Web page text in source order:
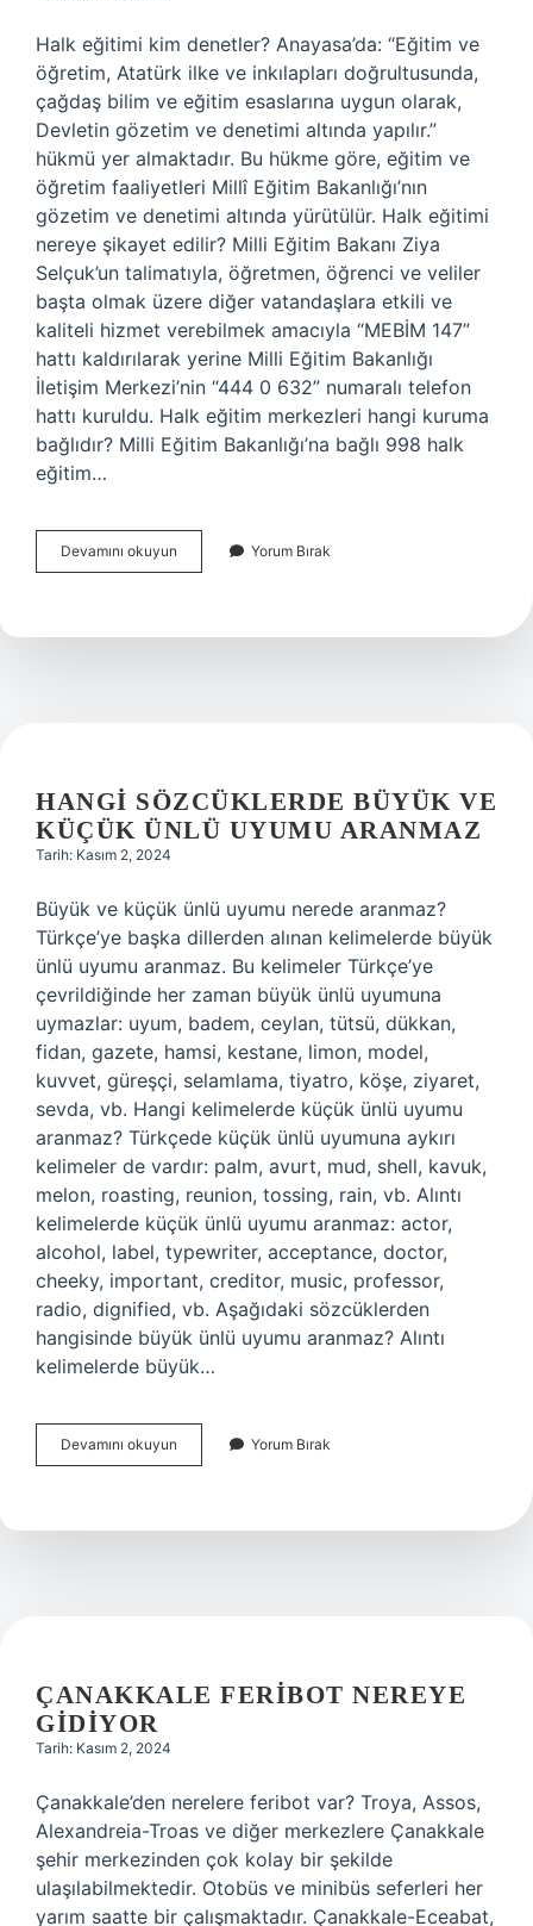
Halk eğitimi kim denetler? Anayasa’da: “Eğitim ve
öğretim, Atatürk ilke ve inkılapları doğrultusunda,
çağdaş bilim ve eğitim esaslarına uygun olarak,
Devletin gözetim ve denetimi altında yapılır.”
hükmü yer almaktadır. Bu hükme göre, eğitim ve
öğretim faaliyetleri Millî Eğitim Bakanlığı’nın
gözetim ve denetimi altında yürütülür. Halk eğitimi
nereye şikayet edilir? Milli Eğitim Bakanı Ziya
Selçuk’un talimatıyla, öğretmen, öğrenci ve veliler
başta olmak üzere diğer vatandaşlara etkili ve
kaliteli hizmet verebilmek amacıyla “MEBİM 147”
hattı kaldırılarak yerine Milli Eğitim Bakanlığı
İletişim Merkezi’nin “444 0 632” numaralı telefon
hattı kuruldu. Halk eğitim merkezleri hangi kuruma
bağlıdır? Milli Eğitim Bakanlığı’na bağlı 998 halk
eğitim…
Devamını okuyun
Eğitim
Denetler
Yorum Bırak
HANGI SÖZCÜKLERDE BÜYÜK VE
KÜÇÜK ÜNLÜ UYUMU ARANMAZ
Tarih: Kasım 2, 2024
Büyük ve küçük ünlü uyumu nerede aranmaz?
Türkçe’ye başka dillerden alınan kelimelerde büyük
ünlü uyumu aranmaz. Bu kelimeler Türkçe’ye
çevrildiğinde her zaman büyük ünlü uyumuna
uymazlar: uyum, badem, ceylan, tütsü, dükkan,
fidan, gazete, hamsi, kestane, limon, model,
kuvvet, güreşçi, selamlama, tiyatro, köşe, ziyaret,
sevda, vb. Hangi kelimelerde küçük ünlü uyumu
aranmaz? Türkçede küçük ünlü uyumuna aykırı
kelimeler de vardır: palm, avurt, mud, shell, kavuk,
melon, roasting, reunion, tossing, rain, vb. Alıntı
kelimelerde küçük ünlü uyumu aranmaz: actor,
alcohol, label, typewriter, acceptance, doctor,
cheeky, important, creditor, music, professor,
radio, dignified, vb. Aşağıdaki sözcüklerden
hangisinde büyük ünlü uyumu aranmaz? Alıntı
kelimelerde büyük…
Devamını okuyun
Sözcüklerde
Küçük
Yorum Bırak
ÇANAKKALE FERIBOT NEREYE
GIDIYOR
Tarih: Kasım 2, 2024
Çanakkale’den nerelere feribot var? Troya, Assos,
Alexandreia-Troas ve diğer merkezlere Çanakkale
şehir merkezinden çok kolay bir şekilde
ulaşılabilmektedir. Otobüs ve minibüs seferleri her
yarım saatte bir çalışmaktadır. Çanakkale-Eceabat,